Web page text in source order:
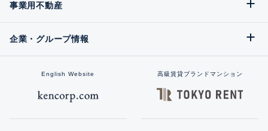
事業用不動産
企業・グループ情報
English Website 高級賃貸ブランドマンション